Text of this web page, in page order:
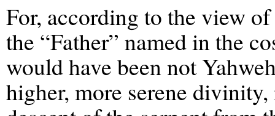
For, according to the view
the “Father” named in the
would have been not
higher, more serene